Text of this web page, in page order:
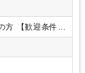
方
【歓迎条件】
慣れている方